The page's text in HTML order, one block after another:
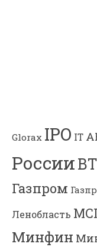
Glorax IPO IT
России
Газпром
Ленобласть
Минфин